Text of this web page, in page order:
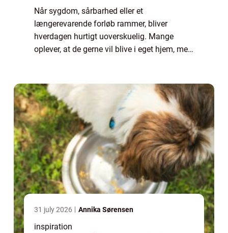
Når sygdom, sårbarhed eller et
længerevarende forløb rammer, bliver
hverdagen hurtigt uoverskuelig. Mange
oplever, at de gerne vil blive i eget hjem, men
Her kan p...
31 july 2026 Annika Sørensen
inspiration